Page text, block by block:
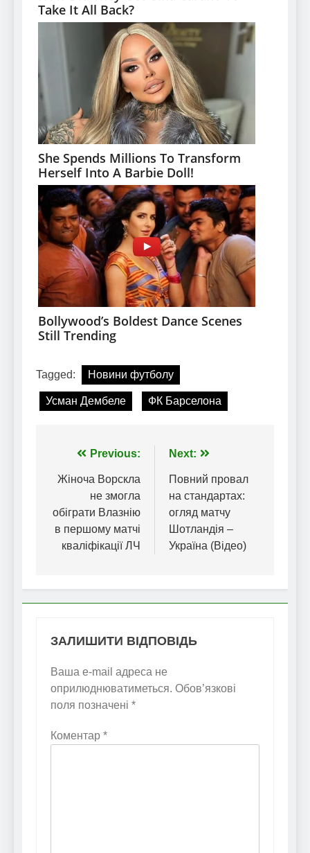
Tagged: Новини футболу
Усман Дембеле ФК Барселона
Навігація
записів
Previous:
Жіноча Ворскла
не змогла
обіграти Влазнію
в першому матчі
кваліфікації ЛЧ
Next:
Повний провал
на стандартах:
огляд матчу
Шотландія –
Україна (Відео)
ЗАЛИШИТИ ВІДПОВІДЬ
Ваша e-mail адреса не
оприлюднюватиметься. Обов’язкові
поля позначені *
Коментар *